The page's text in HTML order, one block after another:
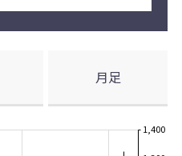
月足
1,400